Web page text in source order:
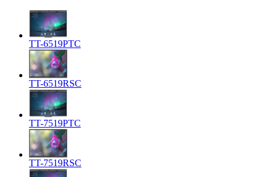
TT-6519PTC
TT-6519RSC
TT-7519PTC
TT-7519RSC